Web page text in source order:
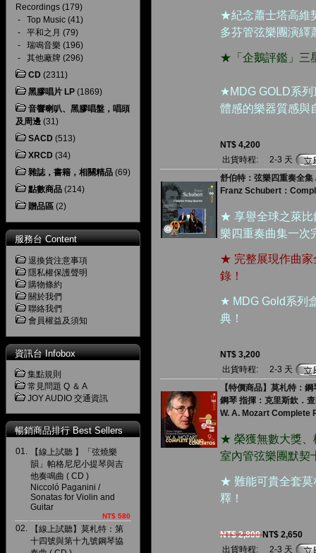
Recordings (179)
- Top Music (41)
- 平和之月 (79)
- 瑞鳴音樂 (196)
- 其他廠牌 (296)
CD (2311)
黑膠唱片 LP (1869)
音響喇叭、黑膠唱盤，唱頭
及周邊 (31)
SACD (513)
XRCD (34)
雜誌，書籍，相關精品 (69)
點數商品 (214)
贈品區 (2)
服務台 Content
退換貨注意事項
隱私權保護聲明
購物條約
關於我們
聯絡我們
會員權益及須知
資訊台 Infobox
集點規則
常見問題 Q ＆ A
JOY AUDIO 交通資訊
暢銷商品排行 Best Sellers
01.
【線上試聽 】「弦燒樂
韻」帕格尼尼小提琴與吉
他奏鳴曲 ( CD )
Niccoló Paganini /
Sonatas for Violin and
Guitar
NT$ 580
02.
【線上試聽】莫札特：第
十四號與第十九號鋼琴協
★紀念蕭士塔高維
多芬管弦樂團演繹
★「企鵝評鑑」三
★MDG GOLD系
體感的樂器質感與
NT$ 4,200
出貨時程:
2-3 天
舒伯特：弦樂四重奏全
Franz Schubert：
★ 享譽全球之萊比
樂四重奏曲集一次
★ 完整展現作曲家
錄！
★ MDG Gold系列
典！
NT$ 3,200
出貨時程:
2-3 天
【特價商品】莫札特：
鋼琴 指揮：克里斯欽．
W. A. Mozart Complete
★ 榮獲無數大獎、
室內管弦樂團默契
★ 難能可貴全套莫
釋！
NT$ 2,800NT$ 2,650
出貨時程:
2-3 天